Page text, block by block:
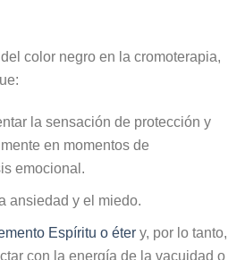
color negro en la cromoterapia,
la sensación de protección y
en momentos de
emocional.
ansiedad y el miedo.
Espíritu o éter y, por lo tanto,
con la energía de la vacuidad o